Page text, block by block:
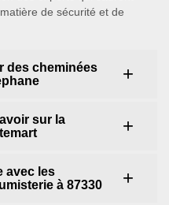
de sécurité et de
des cheminées
sur la
avec les
à 87330